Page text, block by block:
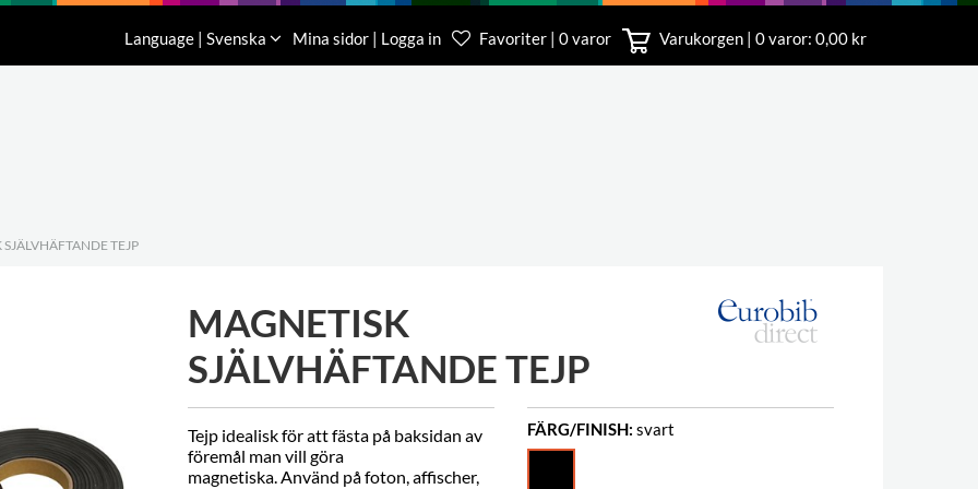
Language | Svenska Mina sidor | Logga in Favoriter | 0 varor Varukorgen | 0varor: 0,00 kr
Kundtjänst
046-31 18 00
TEJP
MAGNETISK
SJÄLVHÄFTANDE TEJP
Tejp idealisk för att fästa på baksidan av
föremål man vill göra
magnetiska. Använd på foton, affischer,
FÄRG/FINISH: svart